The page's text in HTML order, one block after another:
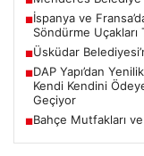
■İspanya ve
Söndürme Uçakları
■Üsküdar
■DAP Yapı’dan
Kendi Kendini
Geçiyor
■Bahçe Mutfakları ve